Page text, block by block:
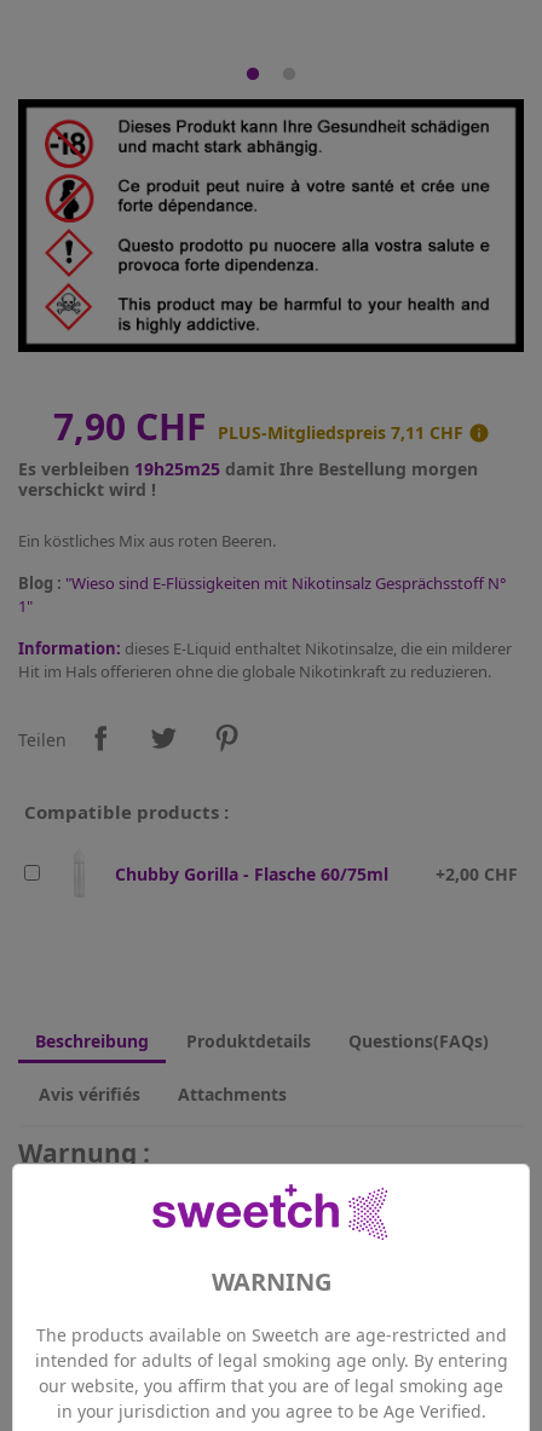
WARNING
The products available on Sweetch are age-restricted and
intended for adults of legal smoking age only. By entering
our website, you affirm that you are of legal smoking age
in your jurisdiction and you agree to be Age Verified.
7,90 CHF PLUS-Mitgliedspreis 7,11 CHF 
Es verbleiben 19h25m25 damit Ihre Bestellung morgen
verschickt wird !
Ein köstliches Mix aus roten Beeren.
Blog : "Wieso sind E-Flüssigkeiten mit Nikotinsalz Gesprächsstoff N°
1"
Information: dieses E-Liquid enthaltet Nikotinsalze, die ein milderer
Hit im Hals offerieren ohne die globale Nikotinkraft zu reduzieren.
Teilen
Compatible products :
Chubby Gorilla - Flasche 60/75ml +2,00 CHF
Beschreibung Produktdetails Questions(FAQs)
Avis vérifiés Attachments
Warnung :
E-Liquid mit französischen Nikotinsalze (durch VDLV hergestellt)
/ Nikotin : 20mg/ml.
(meistens 20mg/ml) und einen niedrigen empfundenen Hit
Es ist allerdings wichtig sich zu erinnern, dass es sich um hoch
dosiertes Nikotin handelt!
Unsere Empfehlungen um übermassige Nikotineinnahme zu